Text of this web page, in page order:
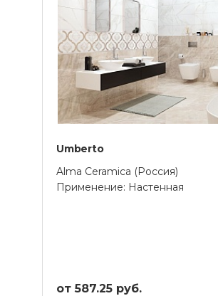
Umberto
Alma Ceramica (Россия)
Применение: Настенная
от 587.25 руб.